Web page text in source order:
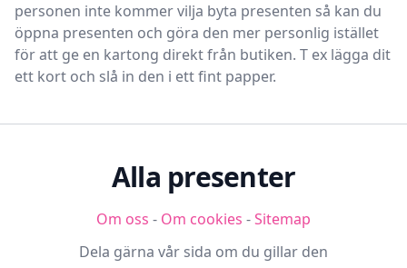
personen inte kommer vilja byta presenten så kan du
öppna presenten och göra den mer personlig istället
för att ge en kartong direkt från butiken. T ex lägga dit
ett kort och slå in den i ett fint papper.
Alla presenter
Om oss - Om cookies -Sitemap
Dela gärna vår sida om du gillar den